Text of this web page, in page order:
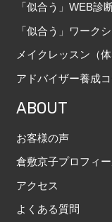
「似合う」WEB診
「似合う」ワーク
メイクレッスン（
アドバイザー養成
ABOUT
お客様の声
倉敷京子プロフィ
アクセス
よくある質問